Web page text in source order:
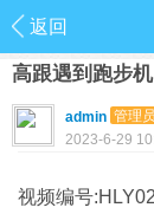
返回
高跟遇到跑步
admin 管理员
2023-6-29
视频编号